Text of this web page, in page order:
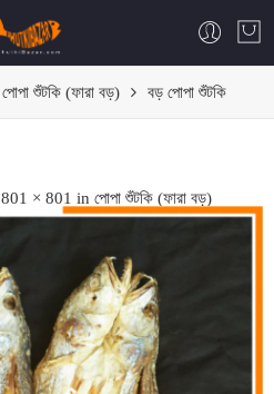
পোপা শুঁটকি (ফারা বড়) বড় পোপা শুঁটকি
801 × 801 in পোপা শুঁটকি (ফারা বড়)